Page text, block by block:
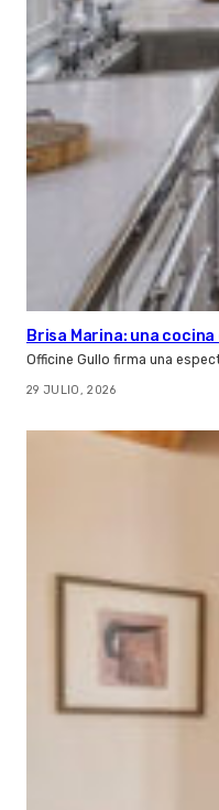
Brisa Marina: una
Officine Gullo firma una
29 JULIO, 2026